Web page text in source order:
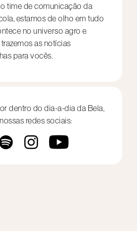
time de comunicação da
estamos de olho em tudo
no universo agro e
as notícias
para vocês.
dentro do dia-a-dia da Bela,
redes sociais: